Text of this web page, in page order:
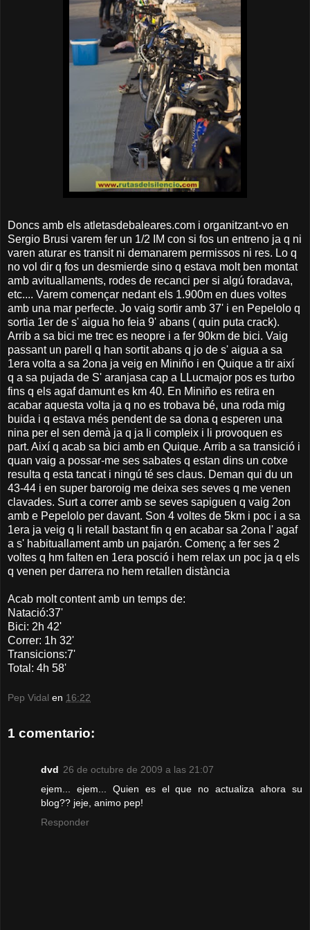
Doncs amb els atletasdebaleares.com i organitzant-vo en
Sergio Brusi varem fer un 1/2 IM con si fos un entreno ja q ni
varen aturar es transit ni demanarem permissos ni res. Lo q
no vol dir q fos un desmierde sino q estava molt ben montat
amb avituallaments, rodes de recanci per si algú foradava,
etc.... Varem començar nedant els 1.900m en dues voltes
amb una mar perfecte. Jo vaig sortir amb 37' i en Pepelolo q
sortia 1er de s' aigua ho feia 9' abans ( quin puta crack).
Arrib a sa bici me trec es neopre i a fer 90km de bici. Vaig
passant un parell q han sortit abans q jo de s' aigua a sa
1era volta a sa 2ona ja veig en Miniño i en Quique a tir així
q a sa pujada de S' aranjasa cap a LLucmajor pos es turbo
fins q els agaf damunt es km 40. En Miniño es retira en
acabar aquesta volta ja q no es trobava bé, una roda mig
buida i q estava més pendent de sa dona q esperen una
nina per el sen demà ja q ja li compleix i li provoquen es
part. Així q acab sa bici amb en Quique. Arrib a sa transició i
quan vaig a possar-me ses sabates q estan dins un cotxe
resulta q esta tancat i ningú té ses claus. Deman qui du un
43-44 i en super baroroig me deixa ses seves q me venen
clavades. Surt a correr amb se seves sapiguen q vaig 2on
amb e Pepelolo per davant. Son 4 voltes de 5km i poc i a sa
1era ja veig q li retall bastant fin q en acabar sa 2ona l' agaf
a s' habituallament amb un pajarón. Començ a fer ses 2
voltes q hm falten en 1era posció i hem relax un poc ja q els
q venen per darrera no hem retallen distància
Acab molt content amb un temps de:
Natació:37'
Bici: 2h 42'
Correr: 1h 32'
Transicions:7'
Total: 4h 58'
Pep Vidal en 16:22
1 comentario:
dvd 26 de octubre de 2009 a las 21:07
ejem... ejem... Quien es el que no actualiza ahora su
blog?? jeje, animo pep!
Responder